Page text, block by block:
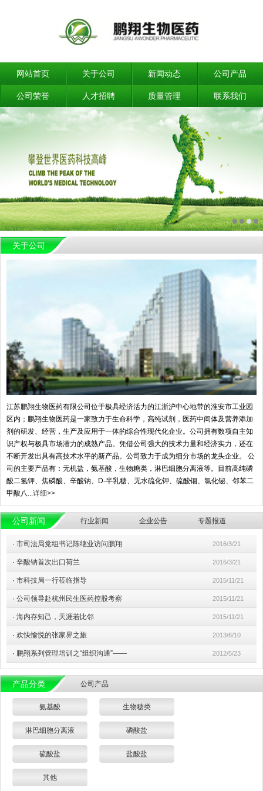
网站首页 关于公司 新闻动态 公司产品
公司荣誉 人才招聘 质量管理 联系我们
关于公司
江苏鹏翔生物医药有限公司位于极具经济活力的江浙沪中心地带的淮安市工业园
区内；鹏翔生物医药是一家致力于生命科学，高纯试剂，医药中间体及营养添加
剂的研发、经营，生产及应用于一体的综合性现代化企业。公司拥有数项自主知
识产权与极具市场潜力的成熟产品。凭借公司强大的技术力量和经济实力，还在
不断开发出具有高技术水平的新产品。公司致力于成为细分市场的龙头企业。 公
司的主要产品有：无机盐，氨基酸，生物糖类，淋巴细胞分离液等。目前高纯磷
酸二氢钾、焦磷酸、辛酸钠、D-半乳糖、无水硫化钾、硫酸铟、氯化铋、邻苯二
甲酸八...详细>>
公司新闻 行业新闻 企业公告 专题报道
· 市司法局党组书记陈继业访问鹏翔 2016/3/21
· 辛酸钠首次出口荷兰 2016/3/21
· 市科技局一行莅临指导 2015/11/21
· 公司领导赴杭州民生医药控股考察 2015/11/21
· 海内存知己，天涯若比邻 2015/11/21
· 欢快愉悦的张家界之旅 2013/6/10
· 鹏翔系列管理培训之“组织沟通”—— 2012/5/23
产品分类 公司产品
氨基酸 生物糖类
淋巴细胞分离液 磷酸盐
硫酸盐 盐酸盐
其他